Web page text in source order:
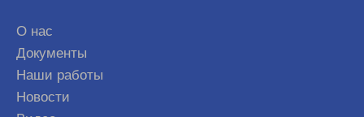
О нас
Документы
Наши работы
Новости